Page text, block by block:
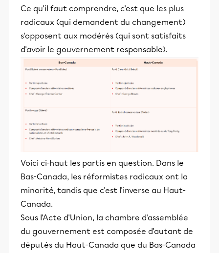
Ce qu'il faut comprendre, c'est que les plus
radicaux (qui demandent du changement)
s'opposent aux modérés (qui sont satisfaits
d'avoir le gouvernement responsable).
Voici ci-haut les partis en question. Dans le
Bas-Canada, les réformistes radicaux ont la
minorité, tandis que c'est l'inverse au Haut-
Canada.
Sous l'Acte d'Union, la chambre d'assemblée
du gouvernement est composée d'autant de
députés du Haut-Canada que du Bas-Canada